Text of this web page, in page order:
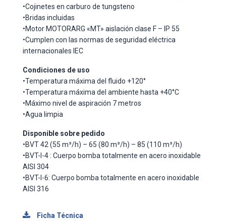
•Cojinetes en carburo de tungsteno
•Bridas incluidas
•Motor MOTORARG «MT» aislación clase F – IP 55
•Cumplen con las normas de seguridad eléctrica
internacionales IEC
Condiciones de uso
•Temperatura máxima del fluido +120°
•Temperatura máxima del ambiente hasta +40°C
•Máximo nivel de aspiración 7 metros
•Agua limpia
Disponible sobre pedido
•BVT 42 (55 m³/h) – 65 (80 m³/h) – 85 (110 m³/h)
•BVT-I-4 : Cuerpo bomba totalmente en acero inoxidable
AISI 304
•BVT-I-6: Cuerpo bomba totalmente en acero inoxidable
AISI 316
Ficha Técnica